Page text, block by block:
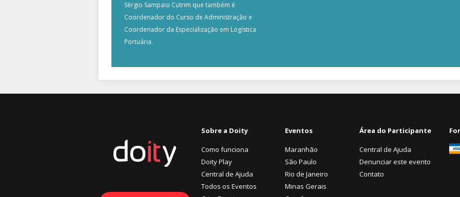
Sérgio Sampaio Cutrim que também é
Coordenador do Curso de Administração e
Coordenador da Especialização em Logística
Portuária.
Sobre a Doity
Como funciona
Doity Play
Central de Ajuda
Todos os Eventos
Eventos
Maranhão
São Paulo
Rio de Janeiro
Minas Gerais
Área do Participante
Central de Ajuda
Denunciar este evento
Contato